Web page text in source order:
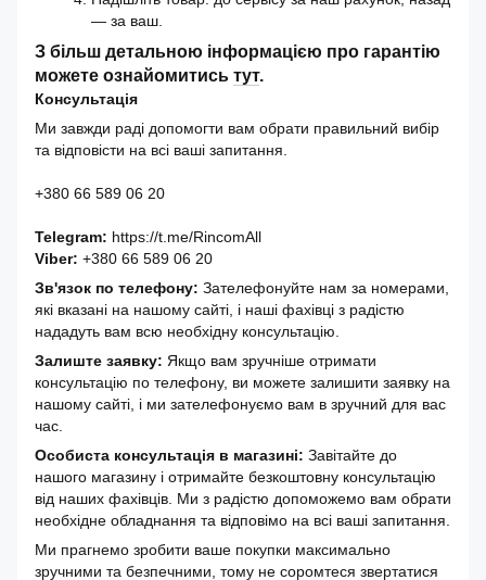
— за ваш.
З більш детальною інформацією про гарантію
можете ознайомитись тут.
Консультація
Ми завжди раді допомогти вам обрати правильний вибір
та відповісти на всі ваші запитання.
+380 66 589 06 20
Telegram: https://t.me/RincomAll
Viber: +380 66 589 06 20
Зв'язок по телефону: Зателефонуйте нам за номерами,
які вказані на нашому сайті, і наші фахівці з радістю
нададуть вам всю необхідну консультацію.
Залиште заявку: Якщо вам зручніше отримати
консультацію по телефону, ви можете залишити заявку на
нашому сайті, і ми зателефонуємо вам в зручний для вас
час.
Особиста консультація в магазині: Завітайте до
нашого магазину і отримайте безкоштовну консультацію
від наших фахівців. Ми з радістю допоможемо вам обрати
необхідне обладнання та відповімо на всі ваші запитання.
Ми прагнемо зробити ваше покупки максимально
зручними та безпечними, тому не соромтеся звертатися